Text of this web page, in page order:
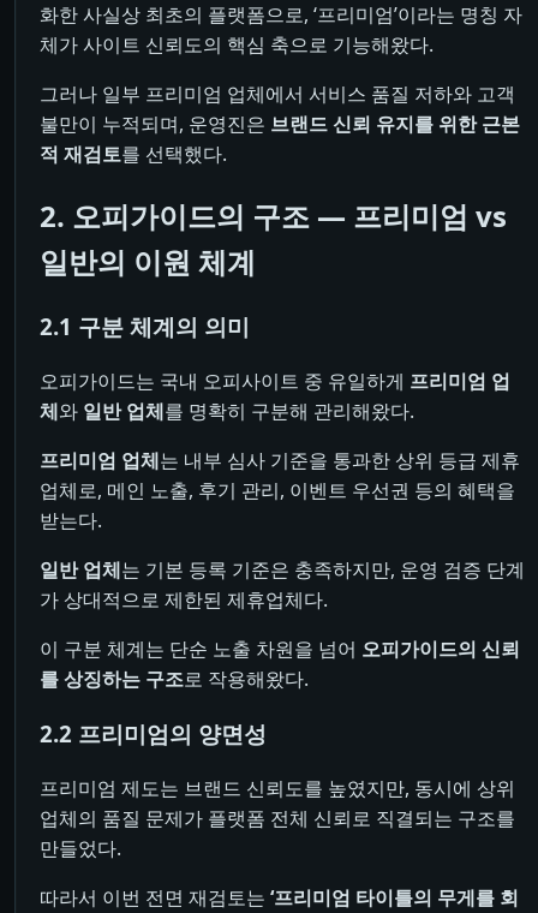
화한 사실상 최초의 플랫폼으로, ‘프리미엄’이라는 명칭 자
체가 사이트 신뢰도의 핵심 축으로 기능해왔다.
그러나 일부 프리미엄 업체에서 서비스 품질 저하와 고객
불만이 누적되며, 운영진은 브랜드 신뢰 유지를 위한 근본
적 재검토를 선택했다.
2. 오피가이드의 구조 ― 프리미엄 vs
일반의 이원 체계
2.1 구분 체계의 의미
오피가이드는 국내 오피사이트 중 유일하게 프리미엄 업
체와 일반 업체를 명확히 구분해 관리해왔다.
프리미엄 업체는 내부 심사 기준을 통과한 상위 등급 제휴
업체로, 메인 노출, 후기 관리, 이벤트 우선권 등의 혜택을
받는다.
일반 업체는 기본 등록 기준은 충족하지만, 운영 검증 단계
가 상대적으로 제한된 제휴업체다.
이 구분 체계는 단순 노출 차원을 넘어 오피가이드의 신뢰
를 상징하는 구조로 작용해왔다.
2.2 프리미엄의 양면성
프리미엄 제도는 브랜드 신뢰도를 높였지만, 동시에 상위
업체의 품질 문제가 플랫폼 전체 신뢰로 직결되는 구조를
만들었다.
따라서 이번 전면 재검토는 ‘프리미엄 타이틀의 무게를 회